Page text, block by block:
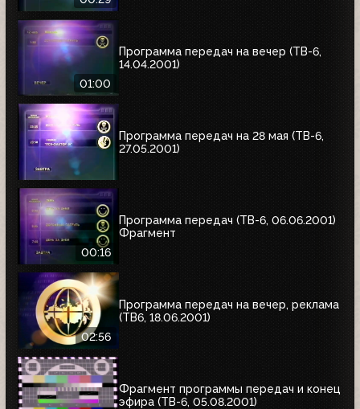
01:00
Программа передач на вечер (ТВ-6,
14.04.2001)
Программа передач на 28 мая (ТВ-6,
27.05.2001)
00:16
Программа передач (ТВ-6, 06.06.2001)
Фрагмент
02:56
Программа передач на вечер, реклама
(ТВ6, 18.06.2001)
Фрагмент программы передач и конец
эфира (ТВ-6, 05.08.2001)